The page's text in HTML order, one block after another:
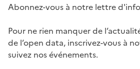
Abonnez-vous à notre lettre
Pour ne rien manquer de
de l’open data, inscrivez-vous à
suivez nos événements.